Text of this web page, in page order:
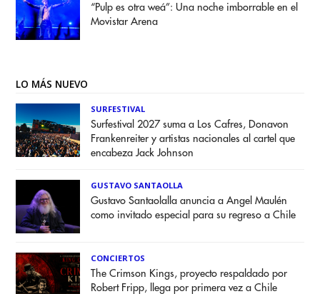
“Pulp es otra weá”: Una noche imborrable en el
Movistar Arena
LO MÁS NUEVO
SURFESTIVAL
Surfestival 2027 suma a Los Cafres, Donavon
Frankenreiter y artistas nacionales al cartel que
encabeza Jack Johnson
GUSTAVO SANTAOLLA
Gustavo Santaolalla anuncia a Angel Maulén
como invitado especial para su regreso a Chile
CONCIERTOS
The Crimson Kings, proyecto respaldado por
Robert Fripp, llega por primera vez a Chile